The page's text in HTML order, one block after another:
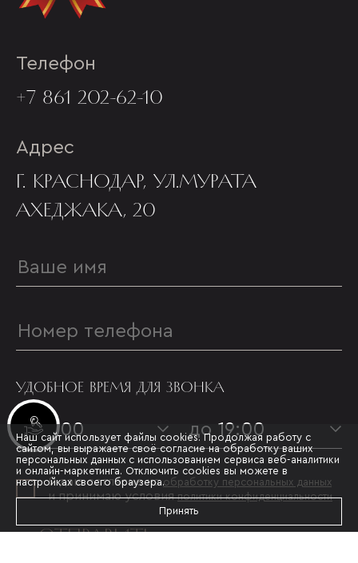
Инвестиционные лоты
Телефон
+7 861 202-62-10
Адрес
Г. КРАСНОДАР, УЛ.МУРАТА
АХЕДЖАКА, 20
УДОБНОЕ ВРЕМЯ ДЛЯ ЗВОНКА
с 09:00 до 19:00
Я даю согласие наобработку персональных данных
и принимаю условияполитики конфиденциальности
ОТПРАВИТЬ
Наш сайт использует файлы cookies. Продолжая работу с
сайтом, вы выражаете своё согласие на обработку ваших
персональных данных с использованием сервиса веб-аналитики
и онлайн-маркетинга. Отключить cookies вы можете в
настройках своего браузера.
Принять